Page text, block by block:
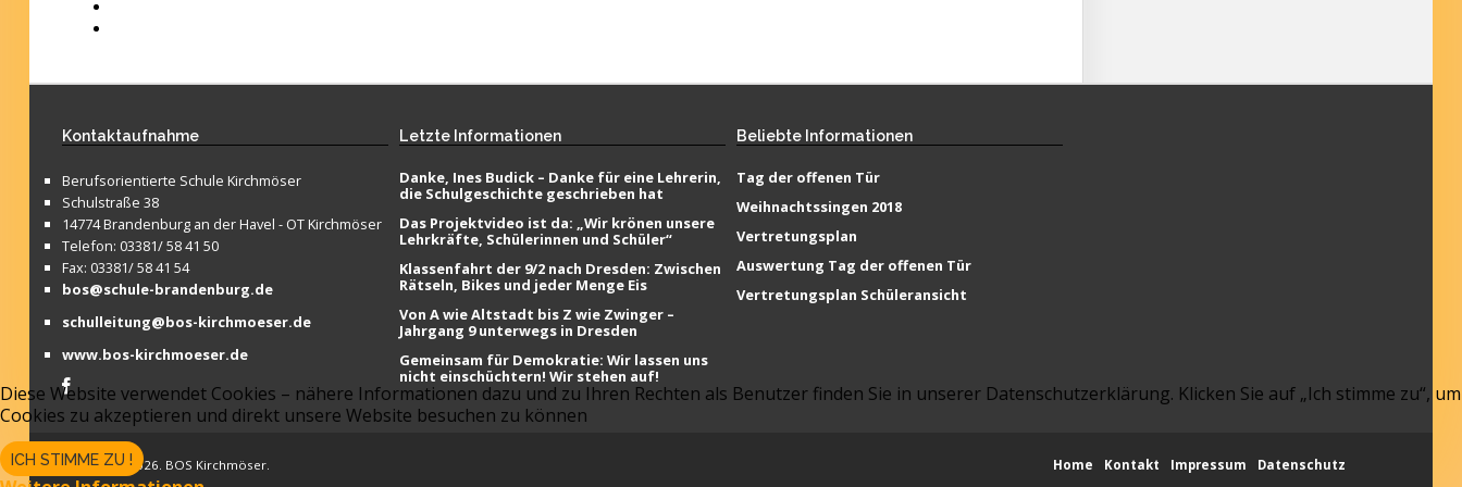
Kontaktaufnahme
Berufsorientierte Schule Kirchmöser
Schulstraße 38
14774 Brandenburg an der Havel - OT Kirchmöser
Telefon: 03381/ 58 41 50
Fax: 03381/ 58 41 54
bos@schule-brandenburg.de
schulleitung@bos-kirchmoeser.de
www.bos-kirchmoeser.de
Letzte Informationen
Danke, Ines Budick – Danke für eine Lehrerin,
die Schulgeschichte geschrieben hat
Das Projektvideo ist da: „Wir krönen unsere
Lehrkräfte, Schülerinnen und Schüler“
Klassenfahrt der 9/2 nach Dresden: Zwischen
Rätseln, Bikes und jeder Menge Eis
Von A wie Altstadt bis Z wie Zwinger –
Jahrgang 9 unterwegs in Dresden
Gemeinsam für Demokratie: Wir lassen uns
nicht einschüchtern! Wir stehen auf!
Beliebte Informationen
Tag der offenen Tür
Weihnachtssingen 2018
Vertretungsplan
Auswertung Tag der offenen Tür
Vertretungsplan Schüleransicht
Copyright © 2026. BOS Kirchmöser. Home Kontakt Impressum Datenschutz
Diese Website verwendet Cookies – nähere Informationen dazu und zu Ihren Rechten als Benutzer finden Sie in unserer Datenschutzerklärung. Klicken Sie auf „Ich stimme zu“, um
Cookies zu akzeptieren und direkt unsere Website besuchen zu können
ICH STIMME ZU !